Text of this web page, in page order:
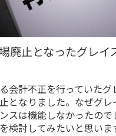
場廃止となったグレ
会計不正を行っていたグ
となりました。なぜグ
スは機能しなかったの
検討してみたいと思いま